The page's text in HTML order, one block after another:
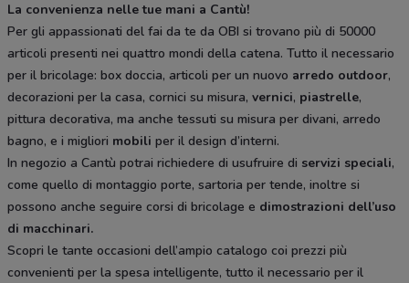
La convenienza nelle tue mani a Cantù!
Per gli appassionati del fai da te da OBI si trovano più di 50000
articoli presenti nei quattro mondi della catena. Tutto il necessario
per il bricolage: box doccia, articoli per un nuovo arredo outdoor,
decorazioni per la casa, cornici su misura, vernici, piastrelle,
pittura decorativa, ma anche tessuti su misura per divani, arredo
bagno, e i migliori mobili per il design d’interni.
In negozio a Cantù potrai richiedere di usufruire di servizi speciali,
come quello di montaggio porte, sartoria per tende, inoltre si
possono anche seguire corsi di bricolage e dimostrazioni dell’uso
di macchinari.
Scopri le tante occasioni dell’ampio catalogo coi prezzi più
convenienti per la spesa intelligente, tutto il necessario per il